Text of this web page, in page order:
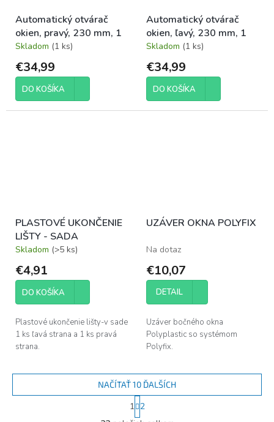
Automatický otvárač
okien, pravý, 230 mm, 1
Skladom (1 ks)
€34,99
DO KOŠÍKA
Automatický otvárač
okien, ľavý, 230 mm, 1
Skladom (1 ks)
€34,99
DO KOŠÍKA
PLASTOVÉ UKONČENIE
LIŠTY - SADA
Skladom (>5 ks)
€4,91
DO KOŠÍKA
Plastové ukončenie lišty-v sade
1 ks ľavá strana a 1 ks pravá
strana.
UZÁVER OKNA POLYFIX
Na dotaz
€10,07
DETAIL
Uzáver bočného okna
Polyplastic so systémom
Polyfix.
O
NAČÍTAŤ 10 ĎALŠÍCH
S
t
1 2